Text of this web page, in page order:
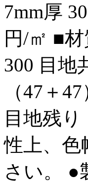
7mm厚
円/㎡ ■
300 目地
（47＋
目地残
性上、色
さい。 ●